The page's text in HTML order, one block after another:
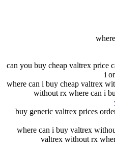
can you buy cheap valtrex price
i
where can i buy cheap valtrex
without rx where can i
buy generic valtrex prices
where can i buy valtrex
valtrex without rx